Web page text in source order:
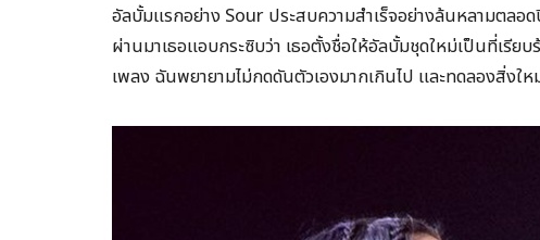
อัลบั้มแรกอย่าง Sour ประสบความสำเร็จอย่างล้นหลามตล
ผ่านมาเธอแอบกระซิบว่า เธอตั้งชื่อให้อัลบั้มชุดใหม่เป็นที่เรีย
เพลง ฉันพยายามไม่กดดันตัวเองมากเกินไป และทดลองสิ่ง